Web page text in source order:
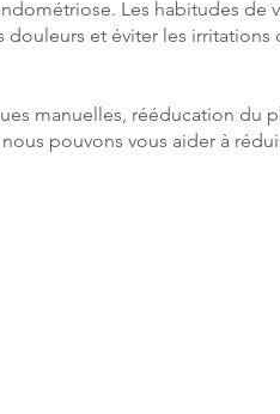
Les habitudes de
et éviter les irritations
manuelles, rééducation du
pouvons vous aider à